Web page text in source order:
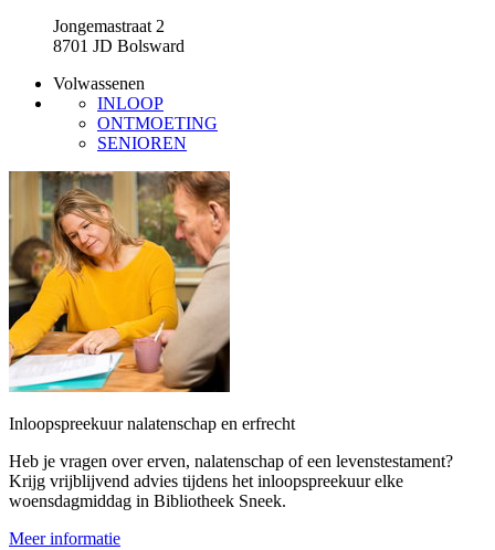
Jongemastraat 2
8701 JD Bolsward
Volwassenen
INLOOP
ONTMOETING
SENIOREN
Inloopspreekuur nalatenschap en erfrecht
Heb je vragen over erven, nalatenschap of een levenstestament?
Krijg vrijblijvend advies tijdens het inloopspreekuur elke
woensdagmiddag in Bibliotheek Sneek.
Meer informatie